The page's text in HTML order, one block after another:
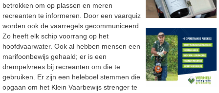
betrokken om op plassen en meren
recreanten te informeren. Door een vaarquiz
worden ook de vaarregels gecommuniceerd.
Zo heeft elk schip voorrang op het
hoofdvaarwater. Ook al hebben mensen een
marifoonbewijs gehaald; er is een
drempelvrees bij recreanten om die te
gebruiken. Er zijn een heleboel stemmen die
opgaan om het Klein Vaarbewijs strenger te